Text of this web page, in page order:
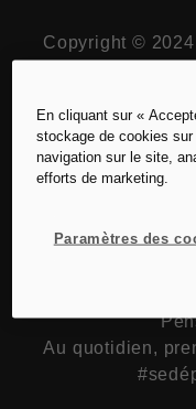
Copyright ©
une société
de
Tous les droits
Pour les trajets
Au quotidien,
En cliquant sur «
stockage de cookies
navigation sur le site,
efforts de marketing.
Paramètres des